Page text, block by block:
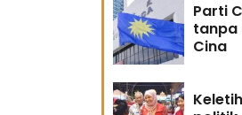
Parti
tanpa
Cina